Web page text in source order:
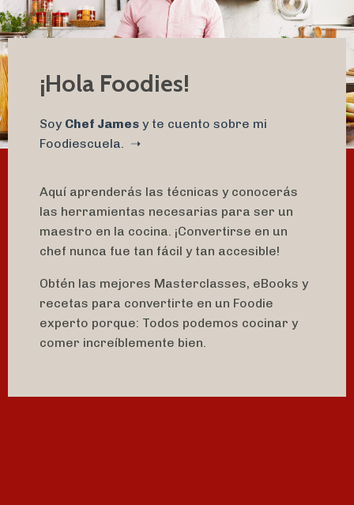
¡Hola Foodies!
Soy Chef James y te cuento sobre mi
Foodiescuela. ➝
Aquí aprenderás las técnicas y conocerás
las herramientas necesarias para ser un
maestro en la cocina. ¡Convertirse en un
chef nunca fue tan fácil y tan accesible!
Obtén las mejores Masterclasses, eBooks y
recetas para convertirte en un Foodie
experto porque: Todos podemos cocinar y
comer increíblemente bien.